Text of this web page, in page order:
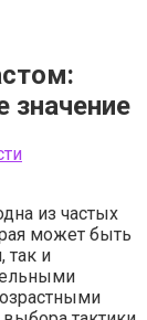
значение
из частых
может быть
так и